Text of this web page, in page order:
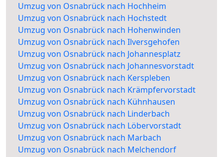
Umzug von Osnabrück nach Hochheim
Umzug von Osnabrück nach Hochstedt
Umzug von Osnabrück nach Hohenwinden
Umzug von Osnabrück nach Ilversgehofen
Umzug von Osnabrück nach Johannesplatz
Umzug von Osnabrück nach Johannesvorstadt
Umzug von Osnabrück nach Kerspleben
Umzug von Osnabrück nach Krämpfervorstadt
Umzug von Osnabrück nach Kühnhausen
Umzug von Osnabrück nach Linderbach
Umzug von Osnabrück nach Löbervorstadt
Umzug von Osnabrück nach Marbach
Umzug von Osnabrück nach Melchendorf